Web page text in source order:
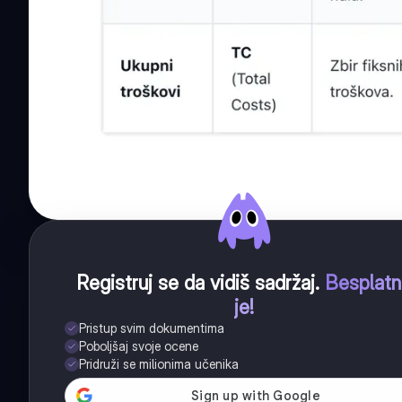
Registruj se da vidiš sadržaj.
je!
Pristup svim dokumentima
Poboljšaj svoje ocene
Pridruži se milionima učenika